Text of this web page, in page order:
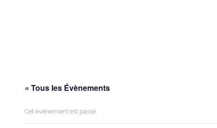
« Tous les Évènements
Cet évènement est passé.